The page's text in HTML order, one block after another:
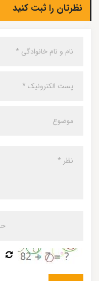
نظرتان را ثبت کنید